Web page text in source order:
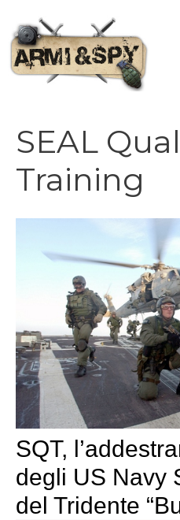
contenuto
SEAL
Training
SQT,
degli US Navy
del Tridente